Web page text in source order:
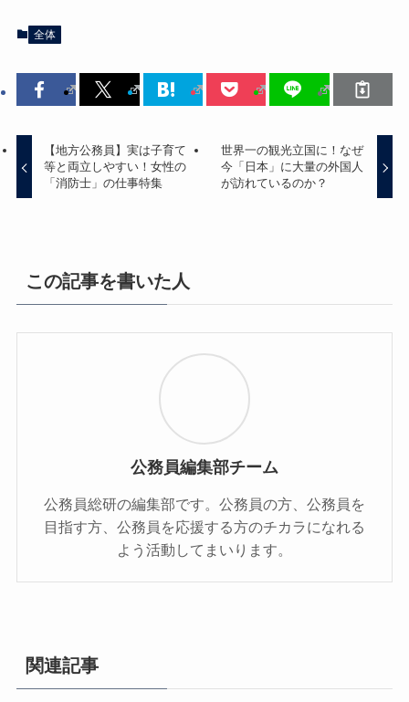
全体
【地方公務員】実は子育て
等と両立しやすい！女性の
「消防士」の仕事特集
世界一の観光立国に！なぜ
今「日本」に大量の外国人
が訪れているのか？
この記事を書いた人
公務員編集部チーム
公務員総研の編集部です。公務員の方、公務員を
目指す方、公務員を応援する方のチカラになれる
よう活動してまいります。
関連記事